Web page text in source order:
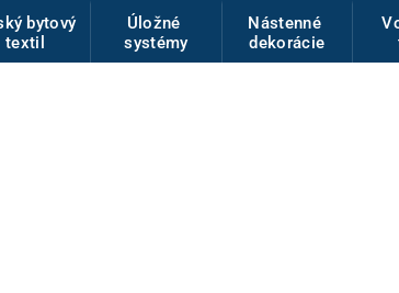
bytový
textil
Úložné
systémy
Nástenné
dekorácie